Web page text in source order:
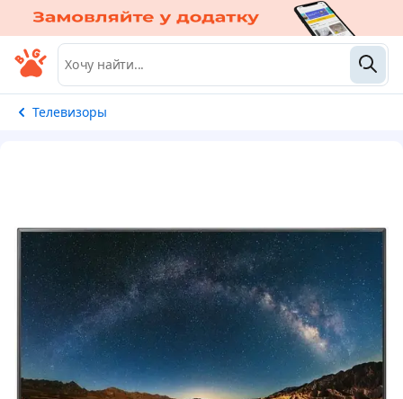
Телевизоры